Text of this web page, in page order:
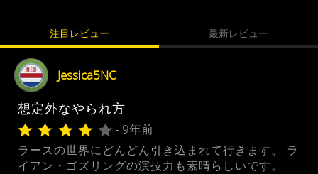
注目レビュー 最新レビュー
Jessica5NC
想定外なやられ方
- 9年前
ラースの世界にどんどん引き込まれて行きます。 ラ
イアン・ゴズリングの演技力も素晴らしいです。